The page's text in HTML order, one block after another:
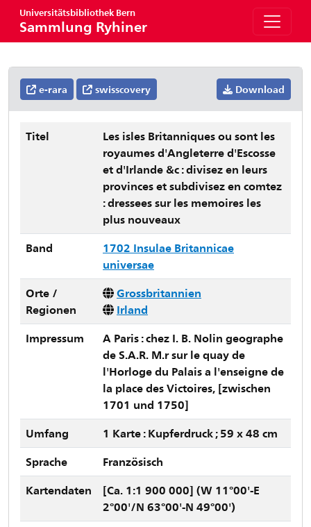
Universitätsbibliothek Bern
Sammlung Ryhiner
e-rara swisscovery Download
Titel
Les isles Britanniques ou sont les
royaumes d'Angleterre d'Escosse
et d'Irlande &c : divisez en leurs
provinces et subdivisez en comtez
: dressees sur les memoires les
plus nouveaux
Band
1702 Insulae Britannicae
universae
Orte /
Regionen
Grossbritannien
Irland
Impressum
A Paris : chez I. B. Nolin geographe
de S.A.R. M.r sur le quay de
l'Horloge du Palais a l'enseigne de
la place des Victoires, [zwischen
1701 und 1750]
Umfang
1 Karte : Kupferdruck ; 59 x 48 cm
Sprache
Französisch
Kartendaten
[Ca. 1:1 900 000] (W 11°00'-E
2°00'/N 63°00'-N 49°00')